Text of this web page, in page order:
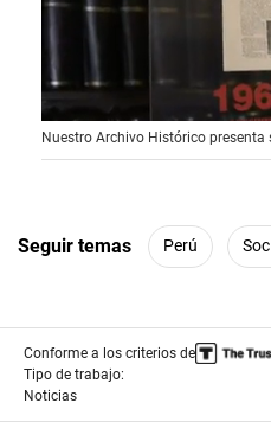
0
o
f
e
c
Nuestro Archivo Histórico presenta
Seguir temas Perú
Conforme a los criterios de
Tipo de trabajo:
Noticias